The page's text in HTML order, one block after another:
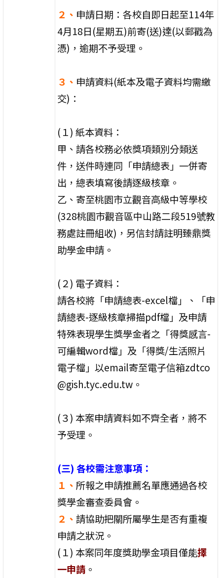
２、 申請日期：各校自即日起至114年
4月18日(星期五)前寄(送)達(以郵戳為
憑)，逾期不予受理。
３、 申請資料(紙本及電子資料均需繳
交)：
(１) 紙本資料：
甲、請各校務必依獎項類別分類送
件，送件時連同「申請總表」一併寄
出，總表填寫後請逐級核章。
乙、寄至桃園市立觀音高級中等學校
(328桃園市觀音區中山路二段519號教
務處註冊組收)，另信封請註明臻鼎獎
助學金申請。
(２) 電子資料：
請各校將「申請總表-excel檔」、「申
請總表-逐級核章掃描pdf檔」及申請
特殊表現學生獎學金者之「得獎感言-
可編輯word檔」及「得獎/生活照片
電子檔」以email寄至電子信箱zdtco
@gish.tyc.edu.tw。
(３) 本案申請資料如不齊全者，將不
予受理。
(三) 各校需注意事項：
１、所報之申請推薦名單應通過各校
獎學金審查委員會。
２、 請協助把關所屬學生是否有重複
申請之狀況。
(１) 本案同年度獎助學金項目僅能擇
一申請 。